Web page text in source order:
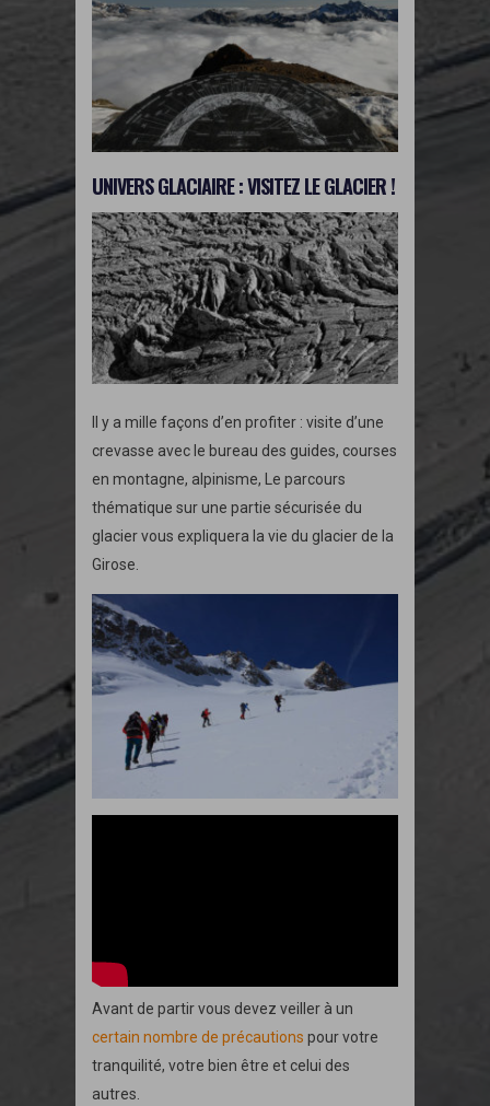
UNIVERS GLACIAIRE : VISITEZ LE GLACIER !
Il y a mille façons d’en profiter : visite d’une
crevasse avec le bureau des guides, courses
en montagne, alpinisme, Le parcours
thématique sur une partie sécurisée du
glacier vous expliquera la vie du glacier de la
Girose.
Avant de partir vous devez veiller à un
certain nombre de précautions pour votre
tranquilité, votre bien être et celui des
autres.